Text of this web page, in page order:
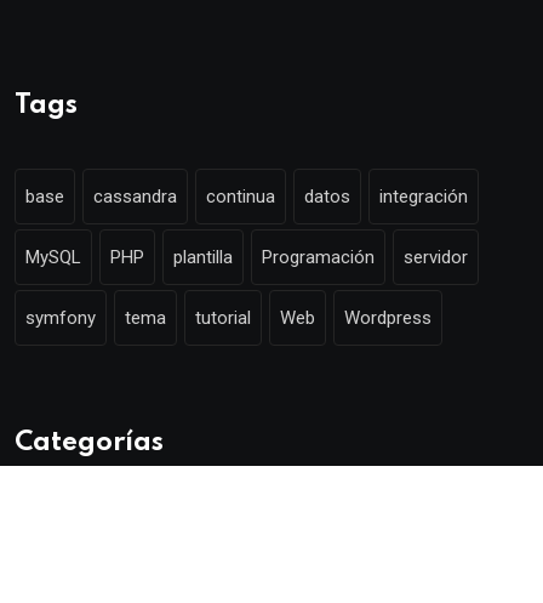
Tags
base cassandra continua datos integración
MySQL PHP plantilla Programación servidor
symfony tema tutorial Web Wordpress
Categorías